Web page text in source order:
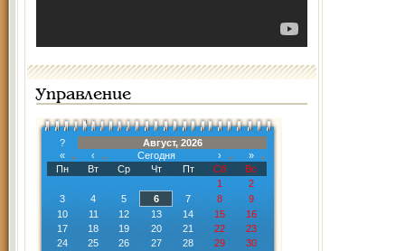
Управление
?
Август, 2026
«
‹ Сегодня ›
»
Пн
Вт Ср Чт Пт Сб
Вс
1
2
3
4 5 6 7 8
9
10
11 12 13 14 15
16
17
18 19 20 21 22
23
24
25 26 27 28 29
30